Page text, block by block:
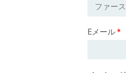
Eメール*